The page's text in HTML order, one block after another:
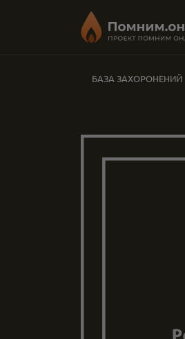
БАЗА ЗАХОРОНЕНИЙ